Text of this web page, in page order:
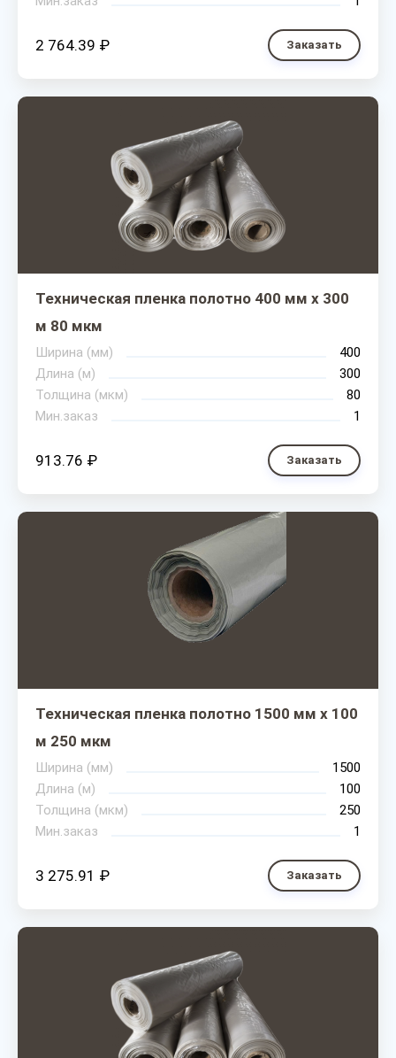
2 764.39 ₽ Заказать
Техническая пленка полотно 400 мм х 300
м 80 мкм
Ширина (мм)
400
Длина (м)
300
Толщина (мкм)
80
Мин.заказ
1
913.76 ₽ Заказать
Техническая пленка полотно 1500 мм х 100
м 250 мкм
Ширина (мм)
1500
Длина (м)
100
Толщина (мкм)
250
Мин.заказ
1
3 275.91 ₽ Заказать